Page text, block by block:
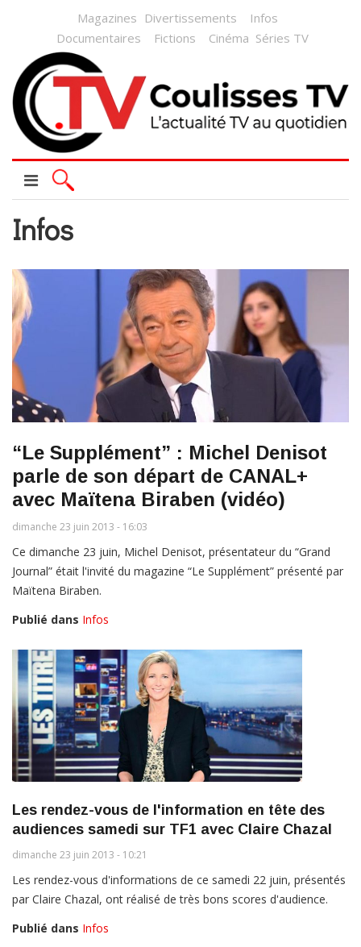
Magazines Divertissements
Infos
Documentaires
Fictions Cinéma Séries TV
Infos
“Le Supplément” : Michel Denisot
parle de son départ de CANAL+
avec Maïtena Biraben (vidéo)
dimanche 23 juin 2013 - 16:03
Ce dimanche 23 juin, Michel Denisot, présentateur du “Grand
Journal” était l'invité du magazine “Le Supplément” présenté par
Maïtena Biraben.
Publié dans Infos
Les rendez-vous de l'information en tête des
audiences samedi sur TF1 avec Claire Chazal
dimanche 23 juin 2013 - 10:21
Les rendez-vous d'informations de ce samedi 22 juin, présentés
par Claire Chazal, ont réalisé de très bons scores d'audience.
Publié dans Infos